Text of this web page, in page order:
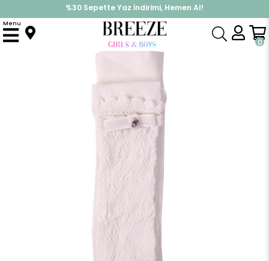
%30 Sepette Yaz İndirimi, Hemen Al!
İndirimlere ek %10 İndirimi Kap, Hemen Üye Ol!
0
Menu
Anasayfa Çorap Kız Çocuk Külotlu Çorap Fiyonklu Krem (3- 10 Yaş)